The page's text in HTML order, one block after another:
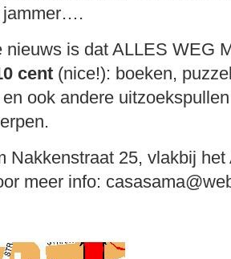
jammer….
nieuws is dat ALLES WEG
cent (nice!): boeken,
ook andere
Nakkenstraat 25, vlakbij het
meer info: